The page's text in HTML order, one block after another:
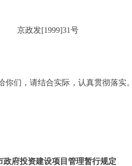
京政发[1999]31号
们，请结合实际，认真贯彻落实。
政府投资建设项目管理暂行规定